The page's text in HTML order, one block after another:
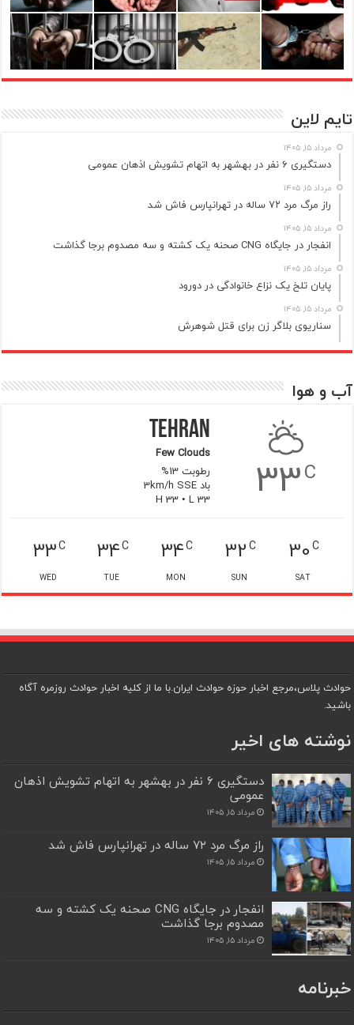
تایم لاین
مرداد ۱۵, ۱۴۰۵
دستگیری ۶ نفر در بهشهر به اتهام تشویش اذهان عمومی
مرداد ۱۵, ۱۴۰۵
راز مرگ مرد ۷۲ ساله در تهرانپارس فاش شد
مرداد ۱۵, ۱۴۰۵
انفجار در جایگاه CNG صحنه یک کشته و سه مصدوم برجا گذاشت
مرداد ۱۵, ۱۴۰۵
پایان تلخ یک نزاع خانوادگی در دورود
مرداد ۱۵, ۱۴۰۵
سناریوی بلاگر زن برای قتل شوهرش
آب و هوا
33C
Tehran
Few Clouds
رطوبت 13%
باد 3km/h SSE
H 33 • L 33
30C
SAT
32C
SUN
34C
MON
34C
TUE
33C
WED
حوادث پلاس،مرجع اخبار حوزه حوادث ایران.با ما از کلیه اخبار حوادث روزمره آگاه
باشید.
نوشته های اخیر
دستگیری ۶ نفر در بهشهر به اتهام تشویش اذهان
عمومی
مرداد ۱۵, ۱۴۰۵
راز مرگ مرد ۷۲ ساله در تهرانپارس فاش شد
مرداد ۱۵, ۱۴۰۵
انفجار در جایگاه CNG صحنه یک کشته و سه
مصدوم برجا گذاشت
مرداد ۱۵, ۱۴۰۵
خبرنامه